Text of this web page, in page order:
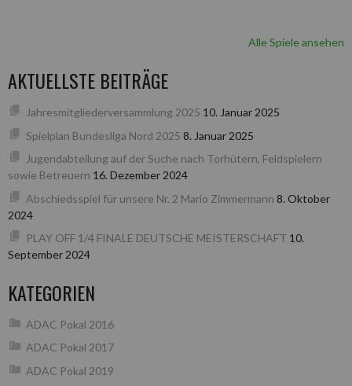
Alle Spiele ansehen
AKTUELLSTE BEITRÄGE
Jahresmitgliederversammlung 2025 10. Januar 2025
Spielplan Bundesliga Nord 2025 8. Januar 2025
Jugendabteilung auf der Suche nach Torhütern, Feldspielern
sowie Betreuern 16. Dezember 2024
Abschiedsspiel für unsere Nr. 2 Mario Zimmermann 8. Oktober
2024
PLAY OFF 1/4 FINALE DEUTSCHE MEISTERSCHAFT 10.
September 2024
KATEGORIEN
ADAC Pokal 2016
ADAC Pokal 2017
ADAC Pokal 2019